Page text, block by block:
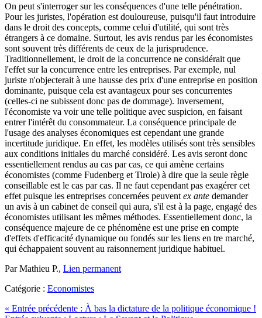
On peut s'interroger sur les conséquences d'une telle pénétration.
Pour les juristes, l'opération est douloureuse, puisqu'il faut introduire
dans le droit des concepts, comme celui d'utilité, qui sont très
étrangers à ce domaine. Surtout, les avis rendus par les économistes
sont souvent très différents de ceux de la jurisprudence.
Traditionnellement, le droit de la concurrence ne considérait que
l'effet sur la concurrence entre les entreprises. Par exemple, nul
juriste n'objecterait à une hausse des prix d'une entreprise en position
dominante, puisque cela est avantageux pour ses concurrentes
(celles-ci ne subissent donc pas de dommage). Inversement,
l'économiste va voir une telle politique avec suspicion, en faisant
entrer l'intérêt du consommateur. La conséquence principale de
l'usage des analyses économiques est cependant une grande
incertitude juridique. En effet, les modèles utilisés sont très sensibles
aux conditions initiales du marché considéré. Les avis seront donc
essentiellement rendus au cas par cas, ce qui amène certains
économistes (comme Fudenberg et Tirole) à dire que la seule règle
conseillable est le cas par cas. Il ne faut cependant pas exagérer cet
effet puisque les entreprises concernées peuvent ex ante demander
un avis à un cabinet de conseil qui aura, s'il est à la page, engagé des
économistes utilisant les mêmes méthodes. Essentiellement donc, la
conséquence majeure de ce phénomène est une prise en compte
d'effets d'efficacité dynamique ou fondés sur les liens en tre marché,
qui échappaient souvent au raisonnement juridique habituel.
Par Mathieu P., Lien permanent
Catégorie : Economistes
« Entrée précédente : À bas la dictature de la politique économique !